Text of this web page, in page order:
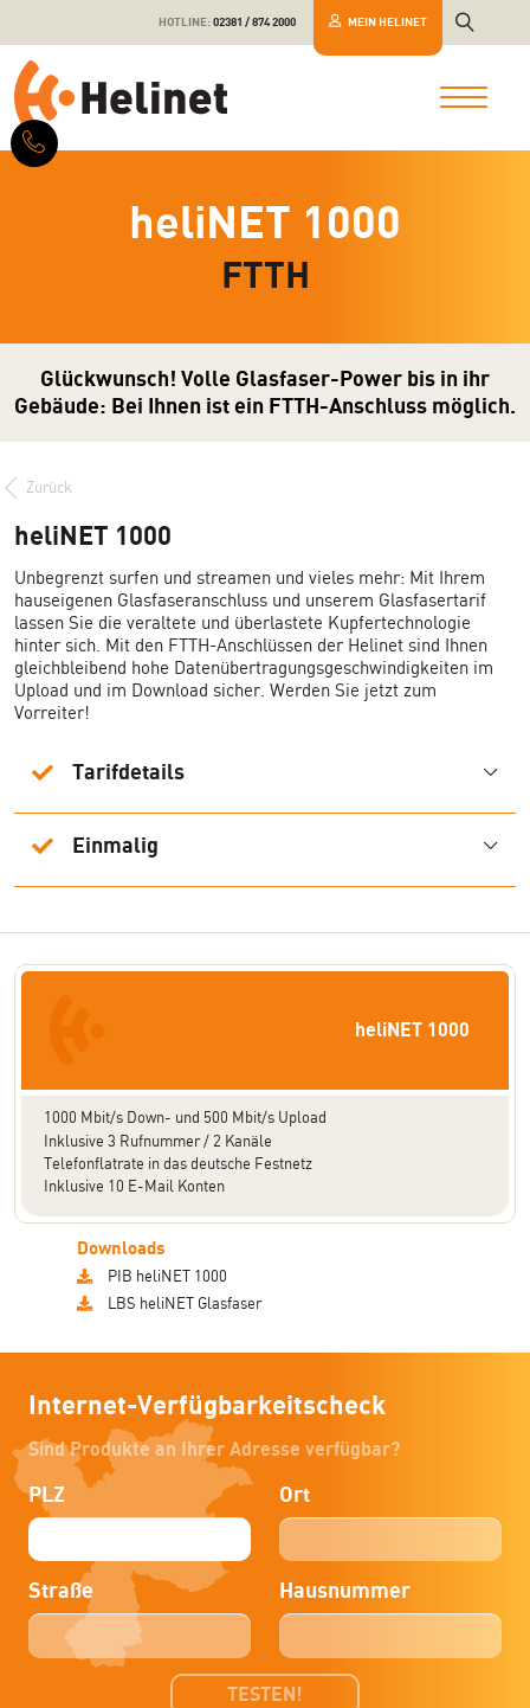
HOTLINE:02381 / 874 2000 MEIN HELINET
heliNET 1000
FTTH
Glückwunsch! Volle Glasfaser-Power bis in ihr
Gebäude: Bei Ihnen ist ein FTTH-Anschluss möglich.
Zurück
heliNET 1000
Unbegrenzt surfen und streamen und vieles mehr: Mit Ihrem
hauseigenen Glasfaseranschluss und unserem Glasfasertarif
lassen Sie die veraltete und überlastete Kupfertechnologie
hinter sich. Mit den FTTH-Anschlüssen der Helinet sind Ihnen
gleichbleibend hohe Datenübertragungsgeschwindigkeiten im
Upload und im Download sicher. Werden Sie jetzt zum
Vorreiter!
Tarifdetails
Einmalig
heliNET 1000
1000 Mbit/s Down- und 500 Mbit/s Upload
Inklusive 3 Rufnummer / 2 Kanäle
Telefonflatrate in das deutsche Festnetz
Inklusive 10 E-Mail Konten
Downloads
PIB heliNET 1000
LBS heliNET Glasfaser
Internet-Verfügbarkeitscheck
Sind Produkte an Ihrer Adresse verfügbar?
PLZ Ort
Straße Hausnummer
TESTEN!